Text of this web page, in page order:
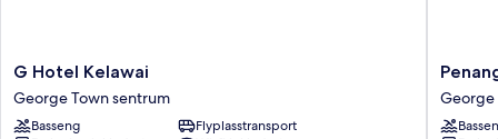
G
Hotel
Kelawai
George
G Hotel Kelawai
George Town sentrum
Basseng
Flyplasstransport
Penang
Marriott
Hotel
George
George